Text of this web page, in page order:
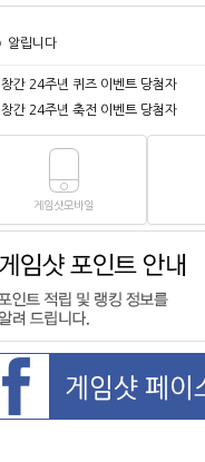
알립니다
창간 24주년 퀴즈 이벤트 당첨자
창간 24주년 축전 이벤트 당첨자
게임샷모바일